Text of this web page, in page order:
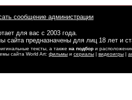
сообщение администрации
для вас с 2003 года.
сайта предназначены для лиц 18 лет и
тексты, а также на подбор и
сайта World Art: фильмы и сериалы | видеоигры |